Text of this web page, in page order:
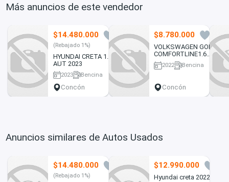
Más anuncios de este vendedor
$14.480.000 0
(Rebajado 1%)
HYUNDAI CRETA 1.5
AUT 2023
2023
Bencina
Concón
$8.780.000
VOLKSWAGEN GOL
COMFORTLINE1.6
HB MT 2022
2022
Bencina
Concón
Anuncios similares de Autos Usados
$14.480.000 0
(Rebajado 1%)
$12.990.000
Hyundai creta 2022